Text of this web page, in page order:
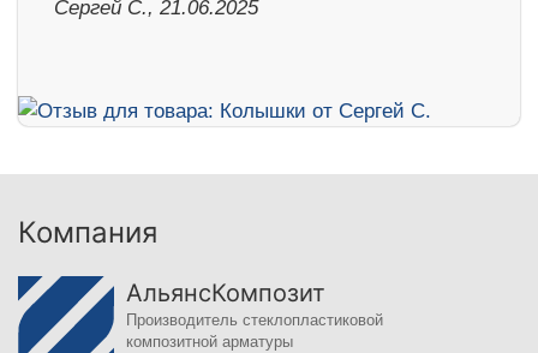
Сергей С., 21.06.2025
Компания
АльянсКомпозит
Производитель стеклопластиковой
композитной арматуры